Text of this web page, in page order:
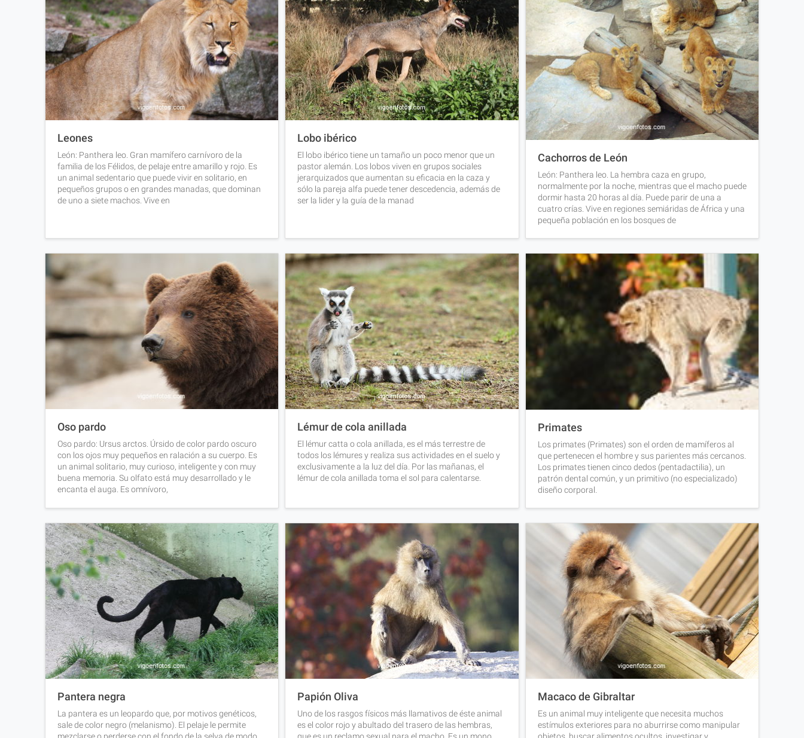
Leones
León: Panthera leo. Gran mamífero carnívoro de la
familia de los Félidos, de pelaje entre amarillo y rojo. Es
un animal sedentario que puede vivir en solitario, en
pequeños grupos o en grandes manadas, que dominan
de uno a siete machos. Vive en
Lobo ibérico
El lobo ibérico tiene un tamaño un poco menor que un
pastor alemán. Los lobos viven en grupos sociales
jerarquizados que aumentan su eficacia en la caza y
sólo la pareja alfa puede tener descedencia, además de
ser la lider y la guía de la manad
Cachorros de León
León: Panthera leo. La hembra caza en grupo,
normalmente por la noche, mientras que el macho puede
dormir hasta 20 horas al día. Puede parir de una a
cuatro crías. Vive en regiones semiáridas de África y una
pequeña población en los bosques de
Oso pardo
Oso pardo: Ursus arctos. Úrsido de color pardo oscuro
con los ojos muy pequeños en ralación a su cuerpo. Es
un animal solitario, muy curioso, inteligente y con muy
buena memoria. Su olfato está muy desarrollado y le
encanta el auga. Es omnívoro,
Lémur de cola anillada
El lémur catta o cola anillada, es el más terrestre de
todos los lémures y realiza sus actividades en el suelo y
exclusivamente a la luz del día. Por las mañanas, el
lémur de cola anillada toma el sol para calentarse.
Primates
Los primates (Primates) son el orden de mamíferos al
que pertenecen el hombre y sus parientes más cercanos.
Los primates tienen cinco dedos (pentadactilia), un
patrón dental común, y un primitivo (no especializado)
diseño corporal.
Pantera negra
La pantera es un leopardo que, por motivos genéticos,
sale de color negro (melanismo). El pelaje le permite
mezclarse o perderse con el fondo de la selva de modo
Papión Oliva
Uno de los rasgos físicos más llamativos de éste animal
es el color rojo y abultado del trasero de las hembras,
que es un reclamo sexual para el macho. Es un mono
Macaco de Gibraltar
Es un animal muy inteligente que necesita muchos
estímulos exteriores para no aburrirse como manipular
objetos, buscar alimentos ocultos, investigar y